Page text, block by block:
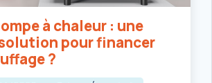
à chaleur : une
pour financer
?